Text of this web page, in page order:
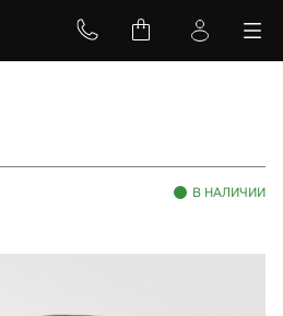
В НАЛИЧИИ